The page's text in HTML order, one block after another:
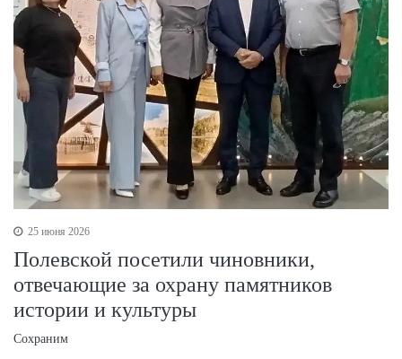
25 июня 2026
Полевской посетили чиновники,
отвечающие за охрану памятников
истории и культуры
Сохраним